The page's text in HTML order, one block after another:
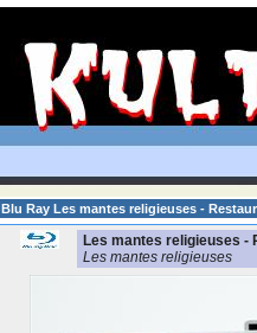
Blu Ray Les mantes religieuses -
Les mantes religieuses -
Les mantes religieuses